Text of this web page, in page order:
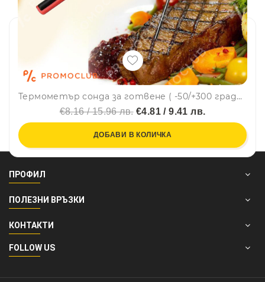
Термометър сонда за готвене ( -50/+300 градуса) TP101
€8.16 / 15.96 лв.€4.81 / 9.41 лв.
ДОБАВИ В КОЛИЧКА
ПРОФИЛ
ПОЛЕЗНИ ВРЪЗКИ
КОНТАКТИ
FOLLOW US